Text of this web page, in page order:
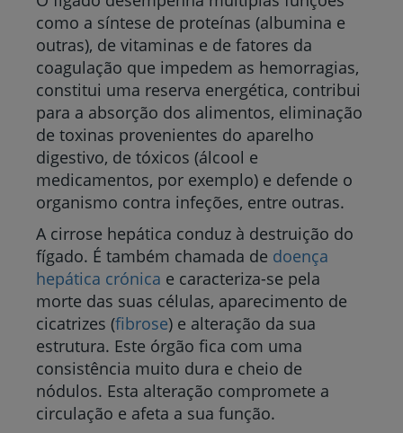
como a síntese de proteínas (albumina e
outras), de vitaminas e de fatores da
coagulação que impedem as hemorragias,
constitui uma reserva energética, contribui
para a absorção dos alimentos, eliminação
de toxinas provenientes do aparelho
digestivo, de tóxicos (álcool e
medicamentos, por exemplo) e defende o
organismo contra infeções, entre outras.
A cirrose hepática conduz à destruição do
fígado. É também chamada de doença
hepática crónica e caracteriza-se pela
morte das suas células, aparecimento de
cicatrizes (fibrose) e alteração da sua
estrutura. Este órgão fica com uma
consistência muito dura e cheio de
nódulos. Esta alteração compromete a
circulação e afeta a sua função.